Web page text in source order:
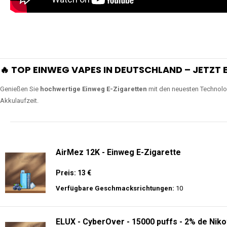
🔥 TOP EINWEG VAPES IN DEUTSCHLAND – JETZT
Genießen Sie hochwertige Einweg E-Zigaretten mit den neuesten
Akkulaufzeit.
AirMez 12K - Einweg E-Zigarette
Preis: 13 €
Verfügbare Geschmacksrichtungen: 10
ELUX - CyberOver - 15000 puffs - 2% de